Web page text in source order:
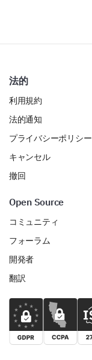
法的
利用規約
法的通知
プライバシーポリシー
キャンセル
撤回
Open Source
コミュニティ
フォーラム
開発者
翻訳